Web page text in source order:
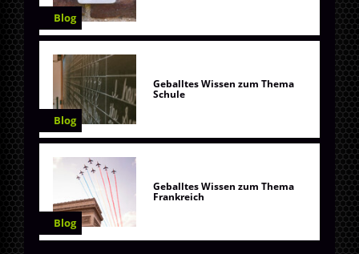
Blog
Blog
Geballtes Wissen zum Thema
Schule
Blog
Geballtes Wissen zum Thema
Frankreich